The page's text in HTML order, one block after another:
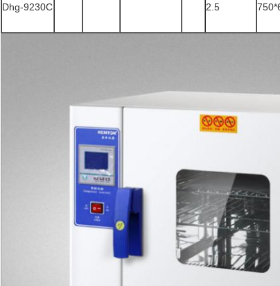
Αφήστε ένα μήνυμα
We bellen je snel terug!
Dhg-9230C
2.5